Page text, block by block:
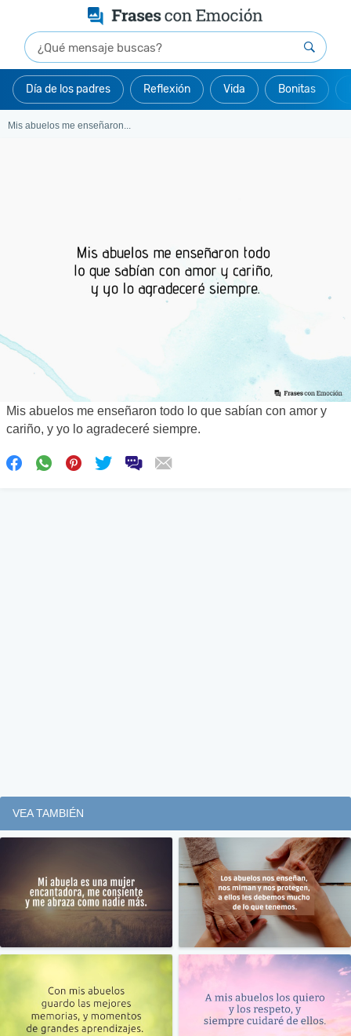
Día de los padres Reflexión Vida Bonitas
Mis abuelos me enseñaron...
Mis abuelos me enseñaron todo lo que sabían con amor y
cariño, y yo lo agradeceré siempre.
VEA TAMBIÉN